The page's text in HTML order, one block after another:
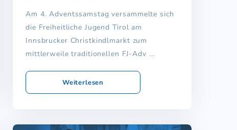
Am 4. Adventssamstag versammelte sich
die Freiheitliche Jugend Tirol am
Innsbrucker Christkindlmarkt zum
mittlerweile traditionellen FJ-Adv ...
Weiterlesen